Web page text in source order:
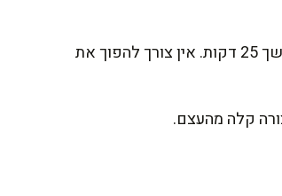
חממו תנור ל-200 מעלות. הניחו את הדגים בתבנית מכוסה בנייר אפייה, והכניסו לתנור למשך 25 דקות. אין צורך להפוך את